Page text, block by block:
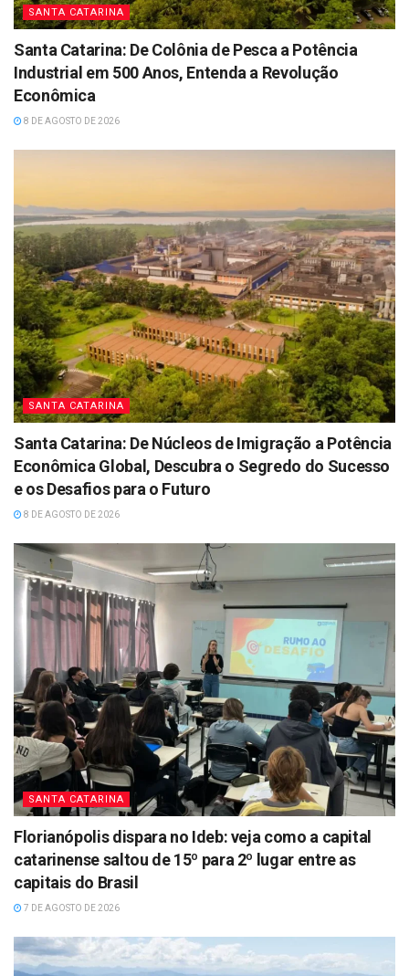
SANTA CATARINA
Santa Catarina: De Colônia de Pesca a Potência
Industrial em 500 Anos, Entenda a Revolução
Econômica
8 DE AGOSTO DE 2026
SANTA CATARINA
Santa Catarina: De Núcleos de Imigração a Potência
Econômica Global, Descubra o Segredo do Sucesso
e os Desafios para o Futuro
8 DE AGOSTO DE 2026
SANTA CATARINA
Florianópolis dispara no Ideb: veja como a capital
catarinense saltou de 15º para 2º lugar entre as
capitais do Brasil
7 DE AGOSTO DE 2026